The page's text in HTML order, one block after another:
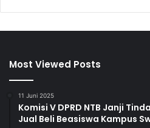
Most Viewed Posts
11 Juni 2025
Komisi V DPRD NTB Janji
Jual Beli Beasiswa Kampus